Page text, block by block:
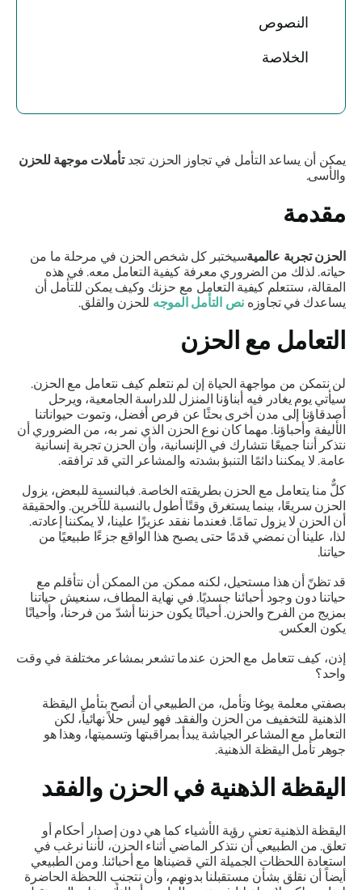
النصوص
الخلاصة
يمكن أن يساعد التأمل في تجاوز الحزن. تجدتأملات موجهة للحزن
والأسى.
مقدمة
الحزن تجربة عالميةسيختبر كل شخص الحزن في مرحلة ما من
حياته. لذلك من الضروري معرفة كيفية التعامل معه. في هذه
المقالة، ستتعلم كيفية التعامل مع حزنك وكيف يمكن للتأمل أن
يساعدك في تجاوزهنص التأمل الموجهللحزن والقلق.
التعامل مع الحزن
لن نتمكن من مواجهة الحياة إن لم نتعلم كيف نتعامل مع الحزن.
سيأتي يوم يغادر فيه أبناؤنا المنزل للدراسة الجامعية، ويرحل
أصدقاؤنا إلى مدن أخرى بحثًا عن فرص أفضل، وتموت حيواناتنا
الأليفة وأحباؤنا. مهما كان نوع الحزن الذي نمر به، من الضروري أن
نتذكر أننا جميعًا نتشارك في الإنسانية، وأن الحزن تجربة إنسانية
عامة. لا يمكننا دائمًا التنبؤ بشدته والمشاعر التي قد ترافقه.
كلٌّ منا يتعامل مع الحزن بطريقته الخاصة. فبالنسبة للبعض، يزول
الحزن سريعًا، بينما يستغرق وقتًا أطول بالنسبة للآخرين. والحقيقة
أن الحزن لا يزول تمامًا. فعندما نفقد عزيزًا علينا، لا يمكننا إعادته.
لذا، علينا أن نمضي قدمًا حتى يصبح هذا الواقع جزءًا طبيعيًا من
حياتنا.
قد تظنّ أن هذا مستحيل، لكنه ممكن. من الممكن أن نتأقلم مع
حياتنا دون وجود أحبائنا جسديًا. في نهاية المطاف، سنعيش حياتنا
بمزيج من الفرح والحزن. أحيانًا يكون حزننا أشدّ من فرحنا، وأحيانًا
يكون العكس.
إذن، كيف تتعامل مع الحزن عندما تشعر بمشاعر مختلفة في وقت
واحد؟
بصفتي معلمة يوغا وتأمل، من الطبيعي أن أنصح بتأمل اليقظة
الذهنية للتخفيف من الحزن والفقد. فهو ليس حلاً نهائياً، لكن
التعامل مع المشاعر الجياشة يبدأ بمراقبتها وتسميتها، وهذا هو
جوهر تأمل اليقظة الذهنية.
اليقظة الذهنية في الحزن والفقد
اليقظة الذهنية تعني رؤية الأشياء كما هي دون إصدار أحكام أو
تعلق. من الطبيعي أن نتذكر الماضي أثناء الحزن، لأننا نرغب في
استعادة اللحظات الجميلة التي قضيناها مع أحبائنا. ومن الطبيعي
أيضاً أن نقلق بشأن مستقبلنا بدونهم، وأن نتجنب اللحظة الحاضرة